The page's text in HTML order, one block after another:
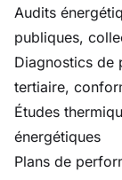
Audits
publiques,
Diagnostics de
tertiaire,
Études
énergétiques
Plans de